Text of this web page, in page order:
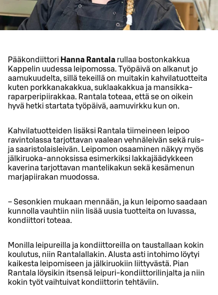
Pääkondiittori Hanna Rantala rullaa bostonkakkua
Kappelin uudessa leipomossa. Työpäivä on alkanut jo
aamukuudelta, sillä tekeillä on muitakin kahvilatuotteita
kuten porkkanakakkua, suklaakakkua ja mansikka-
raparperipiirakkaa. Rantala toteaa, että se on oikein
hyvä hetki startata työpäivä, aamuvirkku kun on.
Kahvilatuotteiden lisäksi Rantala tiimeineen leipoo
ravintolassa tarjottavan vaalean vehnäleivän sekä ruis-
ja saaristolaisleivän. Leipomon osaaminen näkyy myös
jälkiruoka-annoksissa esimerkiksi lakkajäädykkeen
kaverina tarjottavan mantelikakun sekä kesämenun
marjapiirakan muodossa.
− Sesonkien mukaan mennään, ja kun leipomo saadaan
kunnolla vauhtiin niin lisää uusia tuotteita on luvassa,
kondiittori toteaa.
Monilla leipureilla ja kondiittoreilla on taustallaan kokin
koulutus, niin Rantalallakin. Alusta asti intohimo löytyi
kaikesta leipomiseen ja jälkiruokiin liittyvästä. Pian
Rantala löysikin itsensä leipuri-kondiittorilinjalta ja niin
kokin työt vaihtuivat kondiittorin tehtäviin.